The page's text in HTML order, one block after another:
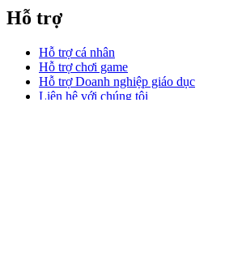
Hỗ trợ
Hỗ trợ cá nhân
Hỗ trợ chơi game
Hỗ trợ Doanh nghiệp giáo dục
Liên hệ với chúng tôi